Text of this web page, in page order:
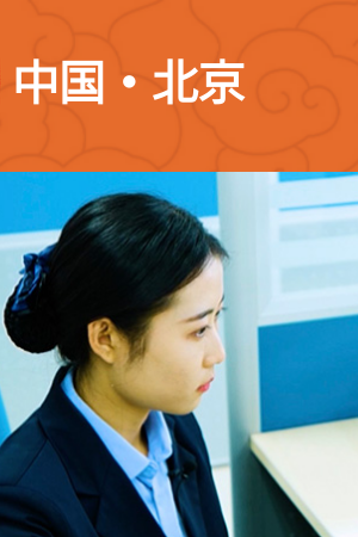
中国・北京